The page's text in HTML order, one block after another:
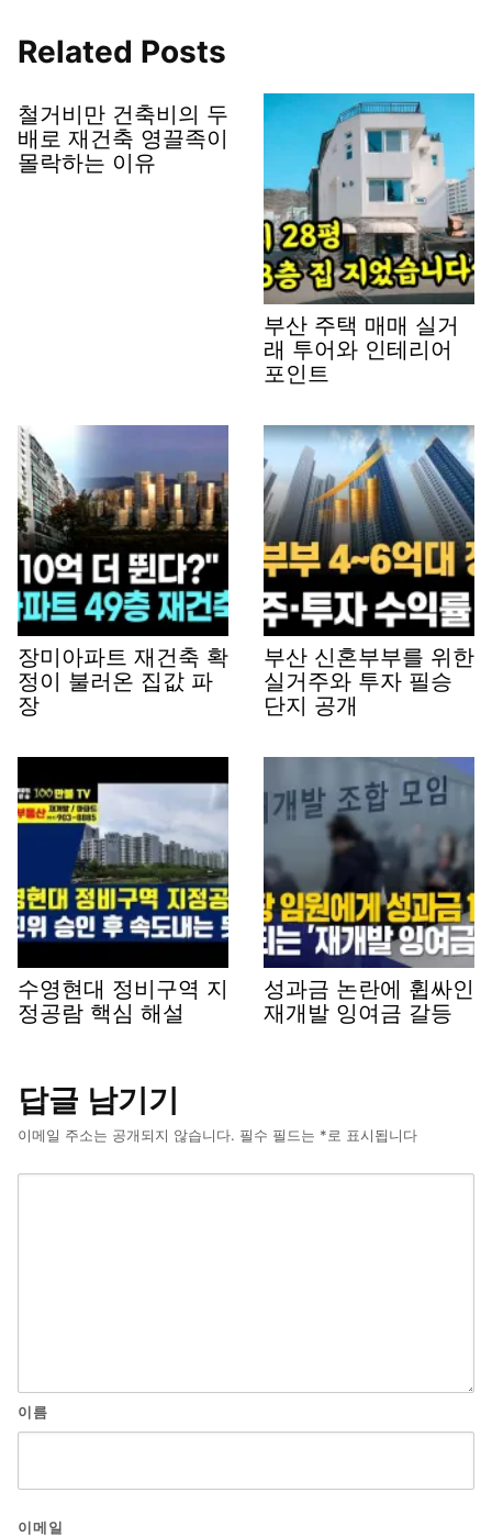
Related Posts
철거비만 건축비의 두
배로 재건축 영끌족이
몰락하는 이유
부산 주택 매매 실거
래 투어와 인테리어
포인트
장미아파트 재건축 확
정이 불러온 집값 파
장
부산 신혼부부를 위한
실거주와 투자 필승
단지 공개
수영현대 정비구역 지
정공람 핵심 해설
성과금 논란에 휩싸인
재개발 잉여금 갈등
답글 남기기
이메일 주소는 공개되지 않습니다. 필수 필드는 *로 표시됩니다
이름
이메일